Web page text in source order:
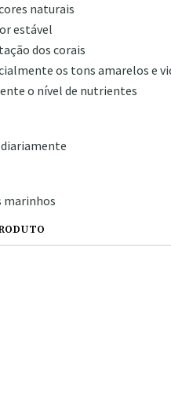
naturais
estável
dos corais
os tons amarelos e
o nível de nutrientes
marinhos